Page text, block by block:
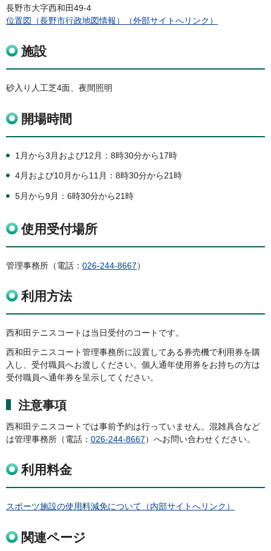
長野市大字西和田49-4
位置図（長野市行政地図情報）（外部サイトへリンク）
施設
砂入り人工芝4面、夜間照明
開場時間
1月から3月および12月：8時30分から17時
4月および10月から11月：8時30分から21時
5月から9月：6時30分から21時
使用受付場所
管理事務所（電話： 026-244-8667）
利用方法
西和田テニスコートは当日受付のコートです。
西和田テニスコート管理事務所に設置してある券売機で利用券を購
入し、受付職員へお渡しください。個人通年使用券をお持ちの方は
受付職員へ通年券を呈示してください。
注意事項
西和田テニスコートでは事前予約は行っていません。混雑具合など
は管理事務所（電話： 026-244-8667）へお問い合わせください。
利用料金
スポーツ施設の使用料減免について（内部サイトへリンク）
関連ページ